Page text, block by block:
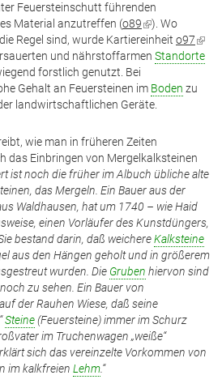
Feuersteinschutt führenden
Material anzutreffen (o89(Link
ist
extern)
). Wo
die Regel sind, wurde Kartiereinheit o97(Link
ist
und nährstoffarmen Standorte
forstlich genutzt. Bei
Gehalt an Feuersteinen im Boden zu
landwirtschaftlichen Geräte.
wie man in früheren Zeiten
das Einbringen von Mergelkalksteinen
ist noch die früher im Albuch übliche alte
das Mergeln. Ein Bauer aus der
Waldhausen, hat um 1740 – wie Haid
einen Vorläufer des Kunstdüngers,
bestand darin, daß weichereKalksteine
aus den Hängen geholt und in größerem
wurden. Die Gruben hiervon sind
zu sehen. Ein Bauer von
der Rauhen Wiese, daß seine
Steine(Feuersteine) immer im Schurz
im Truchenwagen „weiße“
sich das vereinzelte Vorkommen von
im kalkfreien Lehm.“